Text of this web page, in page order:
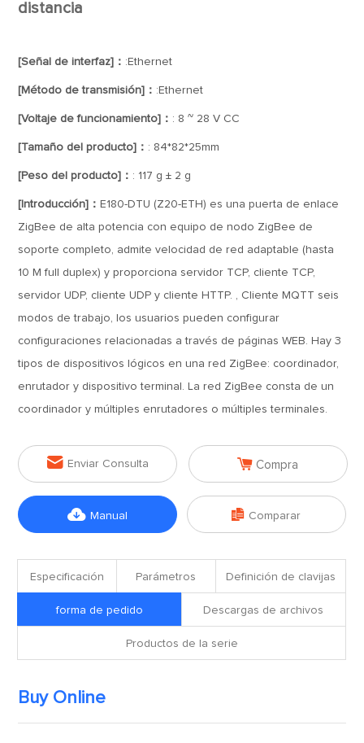
distancia
[Señal de interfaz]： :Ethernet
[Método de transmisión]： :Ethernet
[Voltaje de funcionamiento]： : 8 ~ 28 V CC
[Tamaño del producto]： : 84*82*25mm
[Peso del producto]： : 117 g ± 2 g
[Introducción]： E180-DTU (Z20-ETH) es una puerta de enlace
ZigBee de alta potencia con equipo de nodo ZigBee de
soporte completo, admite velocidad de red adaptable (hasta
10 M full duplex) y proporciona servidor TCP, cliente TCP,
servidor UDP, cliente UDP y cliente HTTP. , Cliente MQTT seis
modos de trabajo, los usuarios pueden configurar
configuraciones relacionadas a través de páginas WEB. Hay 3
tipos de dispositivos lógicos en una red ZigBee: coordinador,
enrutador y dispositivo terminal. La red ZigBee consta de un
coordinador y múltiples enrutadores o múltiples terminales.
 Enviar Consulta  Compra
 Manual  Comparar
Especificación Parámetros Definición de clavijas
forma de pedido Descargas de archivos
Productos de la serie
Buy Online